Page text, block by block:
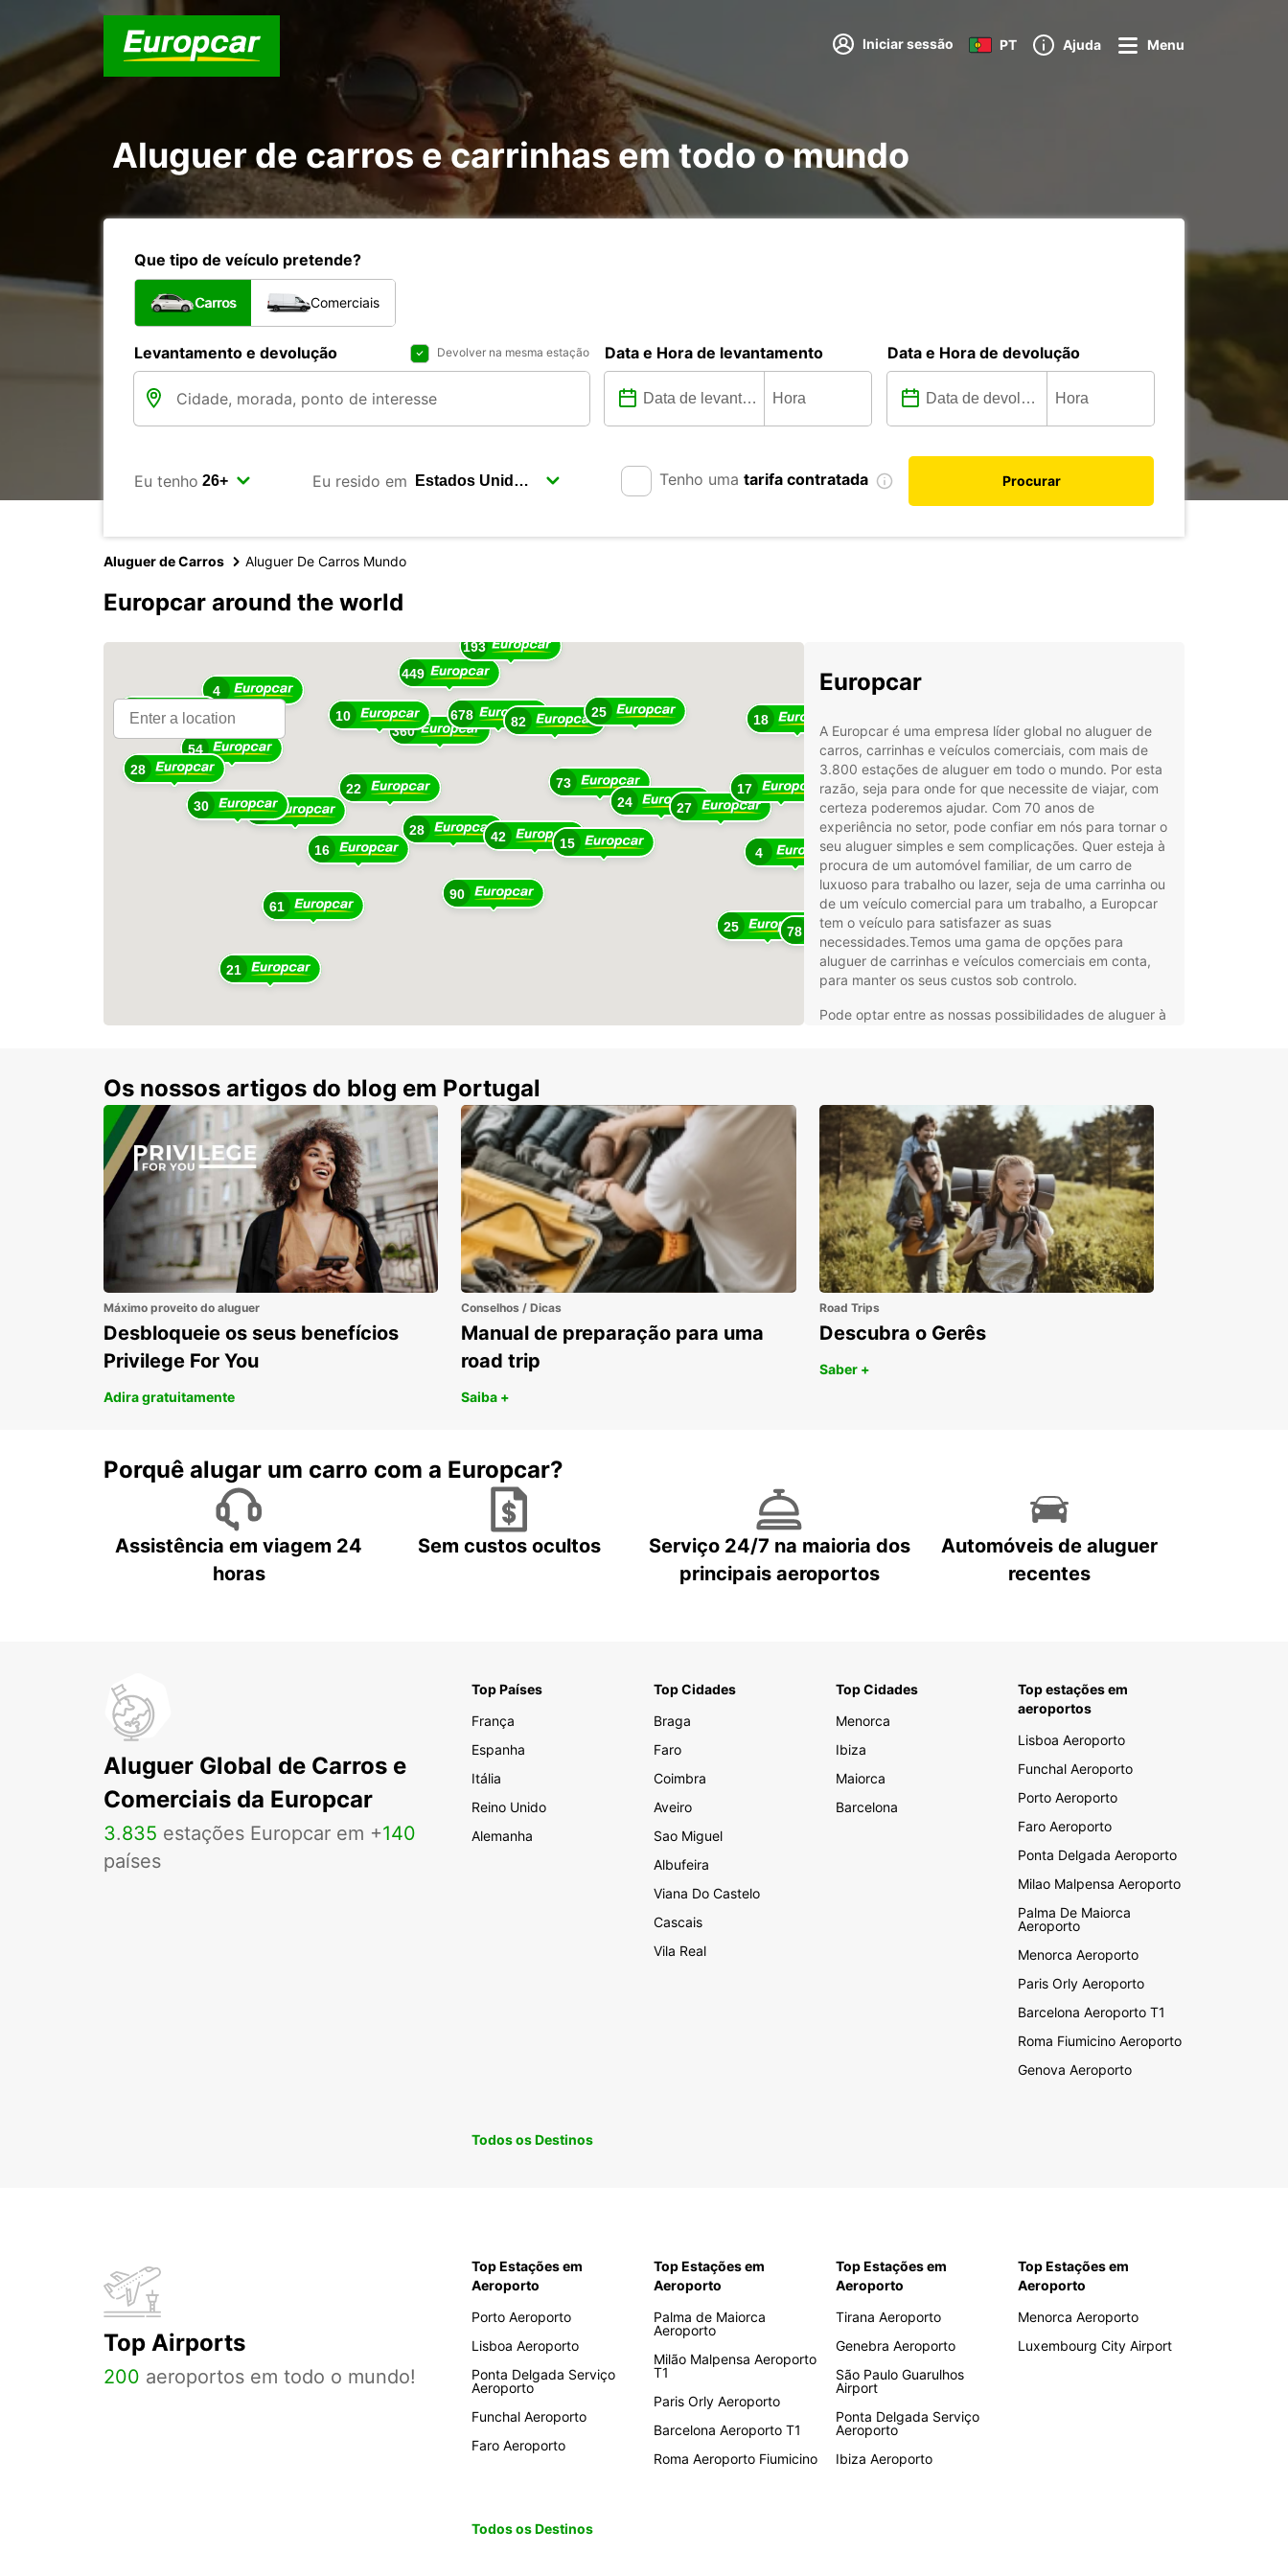
Iniciar sessão PT Ajuda Menu
Aluguer de carros e carrinhas em todo o mundo
Que tipo de veículo pretende?
Carros Comerciais
Levantamento e devolução Devolver na mesma estação Data e Hora de levantamento Data e Hora de devolução
Eu tenho Eu resido em Tenho uma tarifa contratada Procurar
Aluguer de Carros Aluguer De Carros Mundo
Europcar around the world
28
90
22
42
360
16
678
10
449
82
15
73
61
48
193
16
25
21
24
4
30
54
27
18
28
25
18
17
4
78
15
7
Europcar
A Europcar é uma empresa líder global no aluguer de
carros, carrinhas e veículos comerciais, com mais de
3.800 estações de aluguer em todo o mundo. Por esta
razão, seja para onde for que necessite de viajar, com
certeza poderemos ajudar. Com 70 anos de
experiência no setor, pode confiar em nós para tornar o
seu aluguer simples e sem complicações. Quer esteja à
procura de um automóvel familiar, de um carro de
luxuoso para trabalho ou lazer, seja de uma carrinha ou
de um veículo comercial para um trabalho, a Europcar
tem o veículo para satisfazer as suas
necessidades.Temos uma gama de opções para
aluguer de carrinhas e veículos comerciais em conta,
para manter os seus custos sob controlo.
Pode optar entre as nossas possibilidades de aluguer à
aluguer de carro ou carrinha com a nossa gama de
extras, tais como condutores adicionais, cobertura de
condutor jovem e pacotes de proteção.
Às vezes, tem de transportar artigos que simplesmente
não cabem num veículo normal. É aí que podemos
ajudar. Seja numa mudança de casa, numa ida para a
universidade, para transporte de grandes objetos, para
transportar para casa uma compra volumosa ou para
eliminar resíduos, os nossos alugueres de carrinhas e
veículos comerciais são uma solução simples e
económica.
Aluguer de automóveis em
Porto
Mais cidades
Mallorca
Londres
Ferno
Fiumicino
Roissy-en-France
Moçambique
Namíbia
Nigéria
Quénia
Ruanda
Senegal
Seychelles
Os nossos artigos do blog em Portugal
Máximo proveito do aluguer
Desbloqueie os seus benefícios
Privilege For You
Adira gratuitamente
Conselhos / Dicas
Manual de preparação para uma
road trip
Saiba +
Road Trips
Descubra o Gerês
Saber +
Porquê alugar um carro com a Europcar?
Assistência em viagem 24
horas
Sem custos ocultos
Serviço 24/7 na maioria dos
principais aeroportos
Automóveis de aluguer
recentes
Aluguer Global de Carros e
Comerciais da Europcar
3.835 estações Europcar em +140
países
Top Países
França
Espanha
Itália
Reino Unido
Alemanha
Top Cidades
Braga
Faro
Coimbra
Aveiro
Sao Miguel
Albufeira
Viana Do Castelo
Cascais
Vila Real
Top Cidades
Menorca
Ibiza
Maiorca
Barcelona
Top estações em
aeroportos
Lisboa Aeroporto
Funchal Aeroporto
Porto Aeroporto
Faro Aeroporto
Ponta Delgada Aeroporto
Milao Malpensa Aeroporto
Palma De Maiorca
Aeroporto
Menorca Aeroporto
Paris Orly Aeroporto
Barcelona Aeroporto T1
Roma Fiumicino Aeroporto
Genova Aeroporto
Todos os Destinos
Top Airports
200 aeroportos em todo o mundo!
Top Estações em
Aeroporto
Porto Aeroporto
Lisboa Aeroporto
Ponta Delgada Serviço
Aeroporto
Funchal Aeroporto
Faro Aeroporto
Top Estações em
Aeroporto
Palma de Maiorca
Aeroporto
Milão Malpensa Aeroporto
T1
Paris Orly Aeroporto
Barcelona Aeroporto T1
Roma Aeroporto Fiumicino
Top Estações em
Aeroporto
Tirana Aeroporto
Genebra Aeroporto
São Paulo Guarulhos
Airport
Ponta Delgada Serviço
Aeroporto
Ibiza Aeroporto
Top Estações em
Aeroporto
Menorca Aeroporto
Luxembourg City Airport
Todos os Destinos